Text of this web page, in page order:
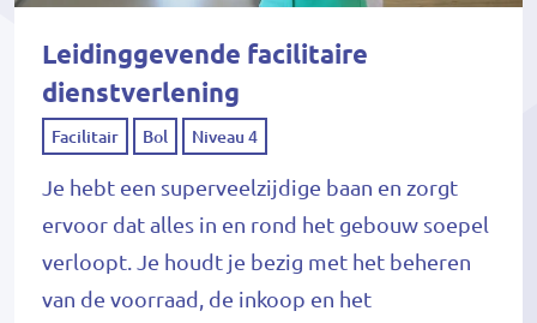
Leidinggevende facilitaire
dienstverlening
Facilitair Bol Niveau 4
Je hebt een superveelzijdige baan en zorgt
ervoor dat alles in en rond het gebouw soepel
verloopt. Je houdt je bezig met het beheren
van de voorraad, de inkoop en het